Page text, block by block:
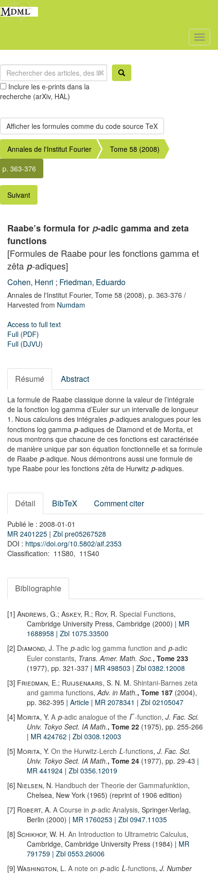
Inclure les e-prints dans la
recherche (arXiv, HAL)
Annales de l'Institut Fourier
Tome 58 (2008)
p. 363-376
Suivant
Raabe’s formula for p-adic gamma and zeta
functions
[Formules de Raabe pour les fonctions gamma et
zêta p-adiques]
Cohen, Henri ; Friedman, Eduardo
Annales de l'Institut Fourier, Tome 58 (2008), p. 363-376 /
Harvested from Numdam
Access to full text
Full (PDF)
Full (DJVU)
Résumé Abstract
La formule de Raabe classique donne la valeur de l’intégrale
de la fonction log gamma d’Euler sur un intervalle de longueur
1. Nous calculons des intégrales p-adiques analogues pour les
fonctions log gamma p-adiques de Diamond et de Morita, et
nous montrons que chacune de ces fonctions est caractérisée
de manière unique par son équation fonctionnelle et sa formule
de Raabe p-adique. Nous démontrons aussi une formule de
type Raabe pour les fonctions zêta de Hurwitz p-adiques.
Détail BibTeX Comment citer
Publié le : 2008-01-01
MR 2401225 | Zbl pre05267528
DOI : https://doi.org/10.5802/aif.2353
Classification: 11S80, 11S40
Bibliographie
[1] Andrews, G.; Askey, R.; Roy, R. Special Functions,
Cambridge University Press, Cambridge (2000) | MR
1688958 | Zbl 1075.33500
[2] Diamond, J. The p-adic log gamma function and p-adic
Euler constants, Trans. Amer. Math. Soc., Tome 233
(1977), pp. 321-337 | MR 498503 | Zbl 0382.12008
[3] Friedman, E.; Ruijsenaars, S. N. M. Shintani-Barnes zeta
and gamma functions, Adv. in Math., Tome 187 (2004),
pp. 362-395 | Article | MR 2078341 | Zbl 02105047
[4] Morita, Y. A p-adic analogue of the Γ-function, J. Fac. Sci.
Univ. Tokyo Sect. IA Math., Tome 22 (1975), pp. 255-266
| MR 424762 | Zbl 0308.12003
[5] Morita, Y. On the Hurwitz-Lerch L-functions,J. Fac. Sci.
Univ. Tokyo Sect. IA Math., Tome 24 (1977), pp. 29-43 |
MR 441924 | Zbl 0356.12019
[6] Nielsen, N. Handbuch der Theorie der Gammafunktion,
Chelsea, New York (1965) (reprint of 1906 edition)
[7] Robert, A. A Course in p-adic Analysis, Springer-Verlag,
Berlin (2000) | MR 1760253 | Zbl 0947.11035
[8] Schikhof, W. H. An Introduction to Ultrametric Calculus,
Cambridge, Cambridge University Press (1984) | MR
791759 | Zbl 0553.26006
[9] Washington, L. A note on p-adic L-functions,J. Number